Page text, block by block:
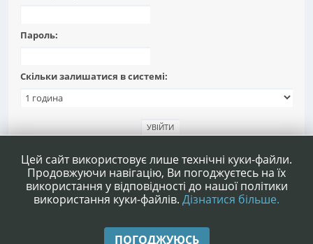
Пароль:
Скільки залишатися в системі:
Допомога|Умови та правила|Нагору ▲
Цей сайт використовує лише технічні куки-файли.
Продовжуючи навігацію, Ви погоджуєтесь на їх
використання у відповідності до нашої політики
використання куки-файлів. Дізнатися більше.
ПОГОДЖУЮСЬ